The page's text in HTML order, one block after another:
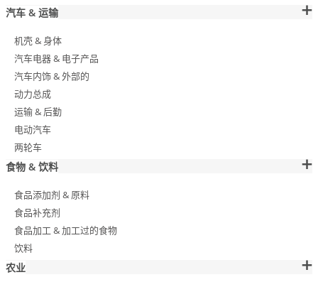
汽车 & 运输
机壳 & 身体
汽车电器 & 电子产品
汽车内饰 & 外部的
动力总成
运输 & 后勤
电动汽车
两轮车
食物 & 饮料
食品添加剂 & 原料
食品补充剂
食品加工 & 加工过的食物
饮料
农业